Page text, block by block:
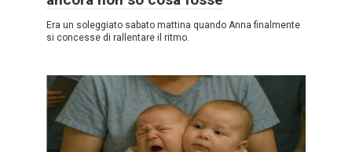
Era un soleggiato sabato mattina quando Anna finalmente
si concesse di rallentare il ritmo.